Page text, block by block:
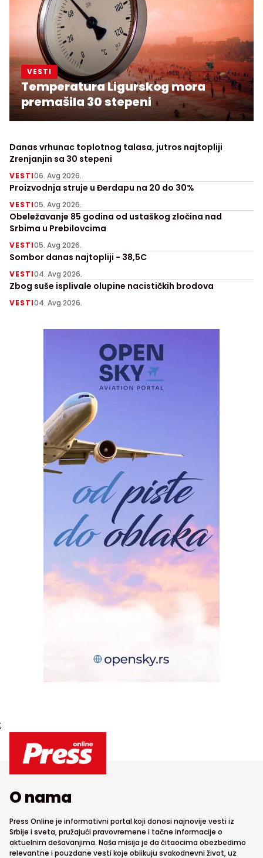
VESTI
Temperatura Ligurskog mora
premašila 30 stepeni
Danas vrhunac toplotnog talasa, jutros najtopliji
Zrenjanjin sa 30 stepeni
VESTI06. Avg 2026.
Proizvodnja struje u Đerdapu na 20 do 30%
VESTI05. Avg 2026.
Obeležavanje 85 godina od ustaškog zločina nad
Srbima u Prebilovcima
VESTI05. Avg 2026.
Sombor danas najtopliji - 38,5C
VESTI04. Avg 2026.
Zbog suše isplivale olupine nacističkih brodova
VESTI04. Avg 2026.
;
O nama
Press Online je informativni portal koji donosi najnovije vesti iz
Srbije i sveta, pružajući pravovremene i tačne informacije o
aktuelnim dešavanjima. Naša misija je da čitaocima obezbedimo
relevantne i pouzdane vesti koje oblikuju svakodnevni život, uz